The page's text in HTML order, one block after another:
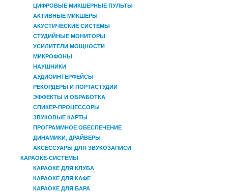
ЦИФРОВЫЕ МИКШЕРНЫЕ ПУЛЬТЫ
АКТИВНЫЕ МИКШЕРЫ
АКУСТИЧЕСКИЕ СИСТЕМЫ
СТУДИЙНЫЕ МОНИТОРЫ
УСИЛИТЕЛИ МОЩНОСТИ
МИКРОФОНЫ
НАУШНИКИ
АУДИОИНТЕРФЕЙСЫ
РЕКОРДЕРЫ И ПОРТАСТУДИИ
ЭФФЕКТЫ И ОБРАБОТКА
СПИКЕР-ПРОЦЕССОРЫ
ЗВУКОВЫЕ КАРТЫ
ПРОГРАММНОЕ ОБЕСПЕЧЕНИЕ
ДИНАМИКИ, ДРАЙВЕРЫ
АКСЕССУАРЫ ДЛЯ ЗВУКОЗАПИСИ
КАРАОКЕ-СИСТЕМЫ
КАРАОКЕ ДЛЯ КЛУБА
КАРАОКЕ ДЛЯ КАФЕ
КАРАОКЕ ДЛЯ БАРА